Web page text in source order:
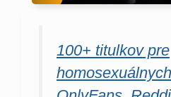
100+ titulkov pre